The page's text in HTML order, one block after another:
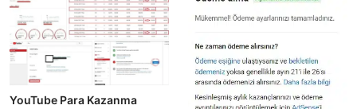
YouTube Para Kazanma